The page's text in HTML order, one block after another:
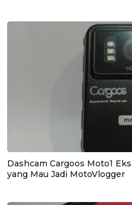
Dashcam Cargoos Moto1
yang Mau Jadi MotoVlogger